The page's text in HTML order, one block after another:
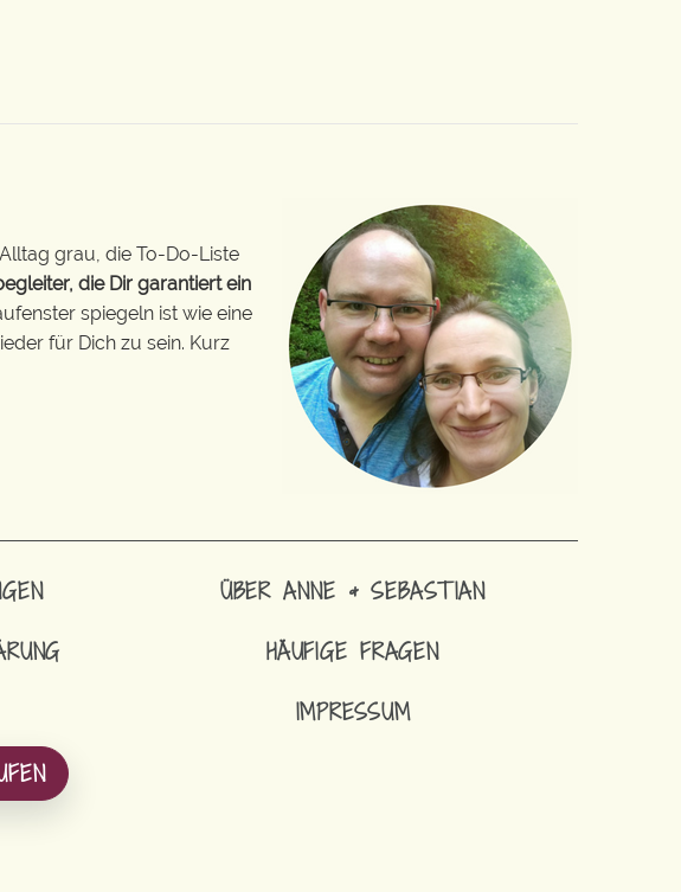
grau, die To-Do-Liste
die Dir garantiert ein
spiegeln ist wie eine
für Dich zu sein. Kurz
ÜBER ANNE & SEBASTIAN
HÄUFIGE FRAGEN
IMPRESSUM